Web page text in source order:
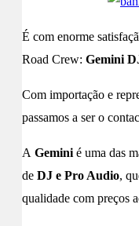
É com enorme
Road Crew: Gemini
Com importação e
passamos a ser o
A Gemini é uma das
de DJ e Pro Audio,
qualidade com preços